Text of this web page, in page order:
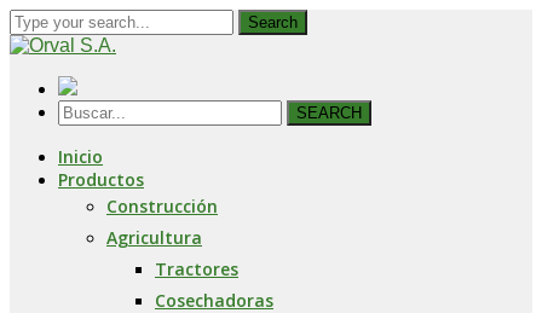
Search
SEARCH
Inicio
Productos
Construcción
Agricultura
Tractores
Cosechadoras